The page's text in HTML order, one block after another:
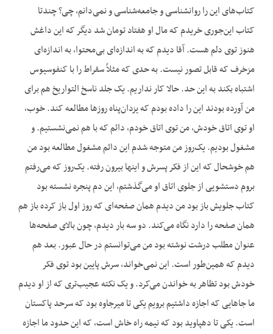
کتاب‌های این را روانشناسی و جامعه‌شناسی و نمی‌دانم، چی؟ چندتا
کتاب این‌جوری خریدم که مال او هفتاد تومان شد دیگر که این داغش
هنوز توی دلم هست. آقا دیدم که به اندازه‌ای بی‌محتوا، به اندازه‌ای
مزخرف که قابل تصور نیست. به حدی که مثلاً سقراط را با کنفوسیوس
اشتباه بکند به این حد. حالا کار نداریم. یک جلد ناسخ التواریخ هم برای
من آورده بودند این را داده بودم که یزدان‌پناه روزها مطالعه کند. خوب،
او توی اتاق خودش، من توی اتاق خودم، دائم که با هم نمی‌نشستیم. و
مشغول بودیم. یک‌روز من متوجه شدم این دائم مشغول مطالعه بود من
هم خوشحال که این از فکر پسرش و اینها بیرون رفته. یک‌روز که می‌رفتم
بروم دستشویی از جلوی اتاق او می‌گذشتم، این دم پنجره نشسته بود
کتاب جلویش باز بود من دیدم همان صفحه‌ای که روز اول باز کرده باز هم
همان صفحه را دارد نگاه می‌کند. دو سه بار دیدم، چون بالای صفحه‌ها
عنوان مطلب درشت نوشته بود من می‌توانستم در حال عبور. بعد هم
دیدم که همین‌طور است. این نمی‌خواند، سرش پایین بود توی فکر
خودش بود تظاهر به خواندن می‌کرد. و یک نکته عجیب‌تری که از او دیدم
ما جاهایی که اجازه داشتیم برویم یکی تا میرجاوه بود که سرحد پاکستان
است. یکی تا دهپاوید بود که نیمه راه خاش است، که این حدود ما اجازه